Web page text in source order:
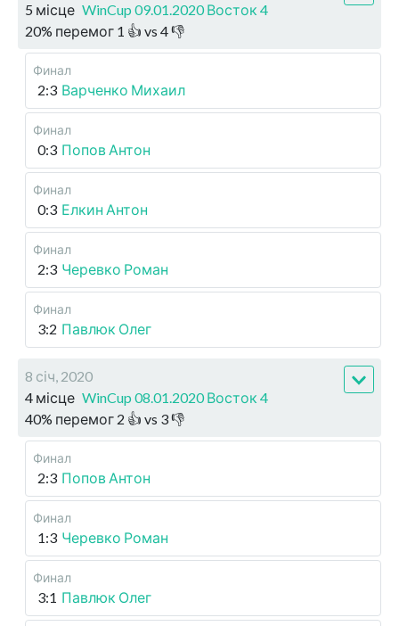
5 місце WinCup 09.01.2020 Восток 4
20% перемог 1 👍 vs 4👎
Финал
2:3 Варченко Михаил
Финал
0:3 Попов Антон
Финал
0:3 Елкин Антон
Финал
2:3 Черевко Роман
Финал
3:2 Павлюк Олег
8 січ, 2020
4 місце WinCup 08.01.2020 Восток 4
40% перемог 2 👍 vs 3👎
Финал
2:3 Попов Антон
Финал
1:3 Черевко Роман
Финал
3:1 Павлюк Олег